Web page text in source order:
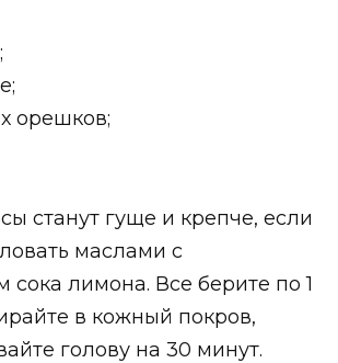
орешков;
станут гуще и крепче, если
маслами с
сока лимона. Все берите по 1
в кожный покров,
голову на 30 минут.